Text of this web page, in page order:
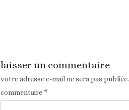
laisser un commentaire
votre adresse e-mail ne sera pas publiée.
commentaire*